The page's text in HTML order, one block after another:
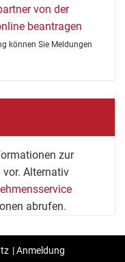
von der
beantragen
können Sie Meldungen
zur
Alternativ
abrufen.
|Anmeldung